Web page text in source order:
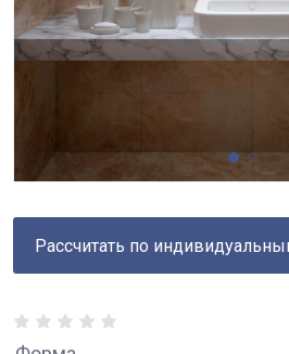
Рассчитать по